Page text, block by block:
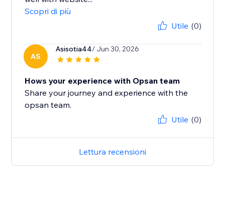
Scopri di più
Utile (0)
AS
Asisotia44/ Jun 30, 2026
Hows your experience with Opsan team
Share your journey and experience with the
opsan team.
Utile (0)
Lettura recensioni